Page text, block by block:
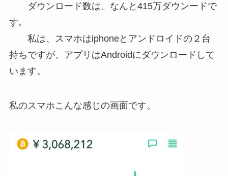
ダウンロード数は、なんと 415万ダウンードで
す。
私は、スマホはiphoneとアンドロイドの２台
持ちですが、アプリはAndroidにダウンロードして
います。
私のスマホこんな感じの画面です。